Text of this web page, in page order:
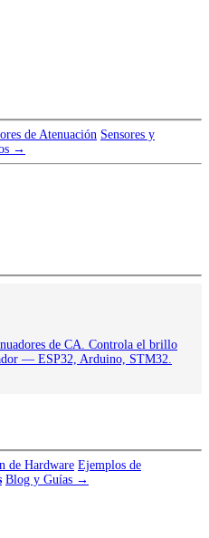
de Atenuación Sensores y
→
de CA. Controla el brillo
— ESP32, Arduino, STM32.
de Hardware Ejemplos de
Blog y Guías →